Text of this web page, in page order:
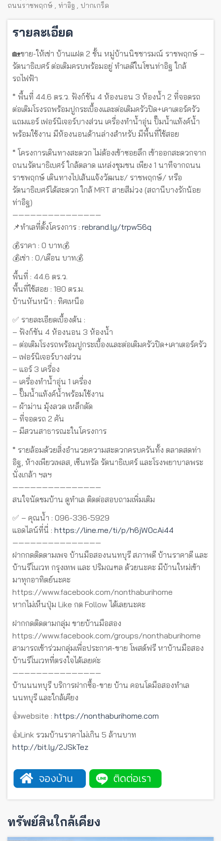
ถนนราชพฤกษ์ , ท่าอิฐ , ปากเกร็ด
รายละเอียด
🏡ขาย-ให้เช่า บ้านแฝด 2 ชั้น หมู่บ้านนิชชารมณ์ ราชพฤกษ์ –
รัตนาธิเบศร์ ต่อเติมครบพร้อมอยู่ ทำเลดีในโซนท่าอิฐ ใกล้
รถไฟฟ้า
* พื้นที่ 44.6 ตร.ว. ฟังก์ชัน 4 ห้องนอน 3 ห้องน้ำ 2 ที่จอดรถ
ต่อเติมโรงรถพร้อมปูกระเบื้องและต่อเติมครัวปิด+เคาเตอร์ครัว
แถมแอร์ เฟอร์นิเจอร์บางส่วน เครื่องทำน้ำอุ่น ปั๊มน้ำแท้งค์น้ำ
พร้อมใช้งาน มีห้องนอนด้านล่างสำหรับ มีพื้นที่ใช้สอย
* โครงการเดินทางสะดวก ไม่ต้องเข้าซอยลึก เข้าออกสะดวกจาก
ถนนรัตนาธิเบศร์ ใกล้ตลาด แหล่งชุมชน เพียง 1 นาทีจากถนน
ราชพฤกษ์ เดินทางไปเส้นแจ้งวัฒนะ/ ราชพฤกษ์/ หรือ
รัตนาธิเบศร์ได้สะดวก ใกล้ MRT สายสีม่วง (สถานีบางรักน้อย
ท่าอิฐ)
———————————————
📌ทำเลที่ตั้งโครงการ : rebrand.ly/trpw56q
💰ราคา : 0 บาท💰
💰เช่า : 0/เดือน บาท💰
พื้นที่ : 44.6 ตร.ว.
พื้นที่ใช้สอย : 180 ตร.ม.
บ้านหันหน้า : ทิศเหนือ
✅ รายละเอียดเบื้องต้น :
– ฟังก์ชัน 4 ห้องนอน 3 ห้องน้ำ
– ต่อเติมโรงรถพร้อมปูกระเบื้องและต่อเติมครัวปิด+เคาเตอร์ครัว
– เฟอร์นิเจอร์บางส่วน
– แอร์ 3 เครื่อง
– เครื่องทำน้ำอุ่น 1 เครื่อง
– ปั๊มน้ำแท้งค์น้ำพร้อมใช้งาน
– ผ้าม่าน มุ้งลวด เหล็กดัด
– ที่จอดรถ 2 คัน
– มีสวนสาธารณะในโครงการ
* รายล้อมด้วยสิ่งอำนวยความสะดวกครบครันทั้ง ตลาดสดท่า
อิฐ, ห้างเพียวเพลส, เซ็นทรัล รัตนาธิเบศร์ และโรงพยาบาลพระ
นั่งเกล้า ฯลฯ
———————————————
สนใจนัดชมบ้าน ดูทำเล ติดต่อสอบถามเพิ่มเติม
✅ – คุณน้ำ : 096-336-5929
แอดไลน์ที่นี่ : https://line.me/ti/p/h6jW0cAi44
———————————————
ฝากกดติดตามเพจ บ้านมือสองนนทบุรี สภาพดี บ้านราคาดี และ
บ้านรีโนเวท กรุงเทพ และ ปริมณฑล ด้วยนะคะ มีบ้านใหม่เข้า
มาทุกอาทิตย์นะคะ
https://www.facebook.com/nonthaburihome
หากไม่เห็นปุ่ม Like กด Follow ได้เลยนะคะ
ฝากกดติดตามกลุ่ม ขายบ้านมือสอง
https://www.facebook.com/groups/nonthaburihome
สามารถเข้าร่วมกลุ่มเพื่อประกาศ-ขาย โพสต์ฟรี หาบ้านมือสอง
บ้านรีโนเวทที่ตรงใจได้เลยค่ะ
———————————————
บ้านนนทบุรี บริการฝากซื้อ-ขาย บ้าน คอนโดมือสองทำเล
นนทบุรี และใกล้เคียง
👍website : https://nonthaburihome.com
👍Link รวมบ้านราคาไม่เกิน 5 ล้านบาท
http://bit.ly/2JSkTez
ทรัพย์สินใกล้เคียง